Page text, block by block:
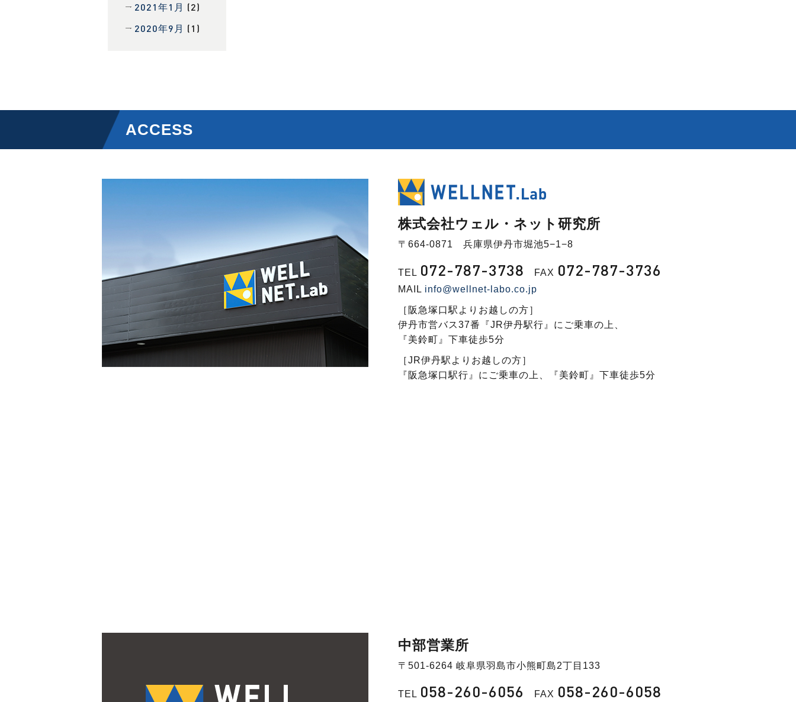
2021年1月 (2)
2020年9月 (1)
ACCESS
株式会社ウェル・ネット研究所
〒664-0871 兵庫県伊丹市堀池5−1−8
TEL 072-787-3738 FAX 072-787-3736
MAIL info@wellnet-labo.co.jp
［阪急塚口駅よりお越しの方］
伊丹市営バス37番『JR伊丹駅行』にご乗車の上、
『美鈴町』下車徒歩5分
［JR伊丹駅よりお越しの方］
『阪急塚口駅行』にご乗車の上、『美鈴町』下車徒歩5分
中部営業所
〒501-6264 岐阜県羽島市小熊町島2丁目133
TEL 058-260-6056 FAX 058-260-6058